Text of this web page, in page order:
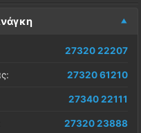
27320 22207
27320 61210
27340 22111
27320 23888